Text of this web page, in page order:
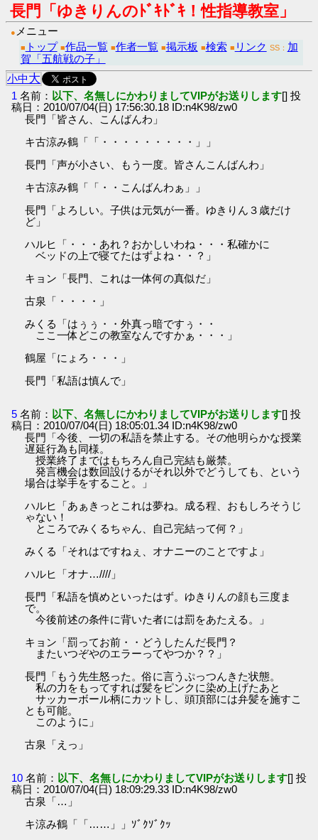
長門「ゆきりんのﾄﾞｷﾄﾞｷ！性指導教室」
● メニュー
■ トップ ■作品一覧 ■作者一覧 ■掲示板 ■検索 ■ リンク SS： 加
賀「五航戦の子」
小中大
1 名前： 以下、名無しにかわりましてVIPがお送りします[] 投
稿日：2010/07/04(日) 17:56:30.18 ID:n4K98/zw0
長門「皆さん、こんばんわ」
キ古涼み鶴「「・・・・・・・・・」」
長門「声が小さい、もう一度。皆さんこんばんわ」
キ古涼み鶴「「・・こんばんわぁ」」
長門「よろしい。子供は元気が一番。ゆきりん３歳だけ
ど」
ハルヒ「・・・あれ？おかしいわね・・・私確かに
ベッドの上で寝てたはずよね・・？」
キョン「長門、これは一体何の真似だ」
古泉「・・・・」
みくる「はぅぅ・・外真っ暗ですぅ・・
ここ一体どこの教室なんですかぁ・・・」
鶴屋「にょろ・・・」
長門「私語は慎んで」
5 名前： 以下、名無しにかわりましてVIPがお送りします[] 投
稿日：2010/07/04(日) 18:05:01.34 ID:n4K98/zw0
長門「今後、一切の私語を禁止する。その他明らかな授業
遅延行為も同様。
授業終了まではもちろん自己完結も厳禁。
発言機会は数回設けるがそれ以外でどうしても、という
場合は挙手をすること。」
ハルヒ「あぁきっとこれは夢ね。成る程、おもしろそうじ
ゃない！
ところでみくるちゃん、自己完結って何？」
みくる「それはですねぇ、オナニーのことですよ」
ハルヒ「オナ…////」
長門「私語を慎めといったはず。ゆきりんの顔も三度ま
で。
今後前述の条件に背いた者には罰をあたえる。」
キョン「罰ってお前・・どうしたんだ長門？
またいつぞやのエラーってやつか？？」
長門「もう先生怒った。俗に言うぷっつんきた状態。
私の力をもってすれば髪をピンクに染め上げたあと
サッカーボール柄にカットし、頭頂部には弁髪を施すこ
とも可能。
このように」
古泉「えっ」
10 名前： 以下、名無しにかわりましてVIPがお送りします[] 投
稿日：2010/07/04(日) 18:09:29.33 ID:n4K98/zw0
古泉「…」
キ涼み鶴「「……」」ｿﾞｸｿﾞｸｯ